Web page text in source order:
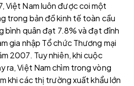
Việt Nam luôn được coi một
trong bản đồ kinh tế toàn cầu
bình quân đạt 7.8% và đạt đỉnh
gia nhập Tổ chức Thương mại
2007. Tuy nhiên, khi cuộc
ra, Việt Nam chìm trong vòng
khi các thị trường xuất khẩu lớn